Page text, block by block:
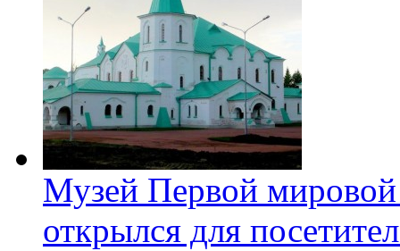
Музей Первой
открылся для